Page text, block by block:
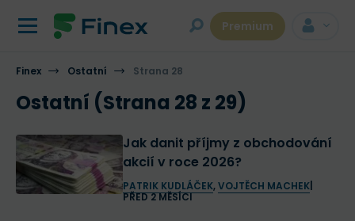
Premium
Finex Ostatní Strana 28
Ostatní (Strana 28 z 29)
Jak danit příjmy z obchodování
akcií v roce 2026?
PATRIK KUDLÁČEK,VOJTĚCH MACHEK|
PŘED 2 MĚSÍCI